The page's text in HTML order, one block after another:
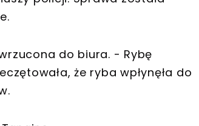
do biura. - Rybę
że ryba wpłynęła do